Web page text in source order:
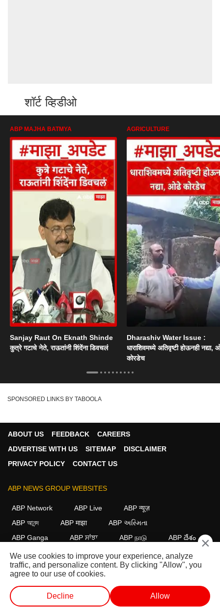
शॉर्ट व्हिडीओ
ABP MAJHA BATMYA
Sanjay Raut On Eknath Shinde
कुत्रे गटाचे नेते, राऊतांनी शिंदेंना डिवचलं
AGRICULTURE
Dharashiv Water Issue :
धाराशिवमध्ये अतिवृष्टी होऊनही नद्या,
कोरडेच
SPONSORED LINKS BY TABOOLA
ABOUT US FEEDBACK
CAREERS
ADVERTISE WITH US
SITEMAP
DISCLAIMER
PRIVACY POLICY
CONTACT US
ABP NEWS GROUP WEBSITES
ABP Network ABP Live
ABP न्यूज़
ABP আনন্দ
ABP माझा
ABP અસ્મિતા
ABP Ganga
ABP ਸਾਂਝਾ ABP நாடு ABP దేశం
FOLLOW US
This website follows the DNPA Code of Ethics. Copyright@2026.
×
We use cookies to improve your experience, analyze
traffic, and personalize content. By clicking "Allow", you
agree to our use of cookies.
Decline Allow